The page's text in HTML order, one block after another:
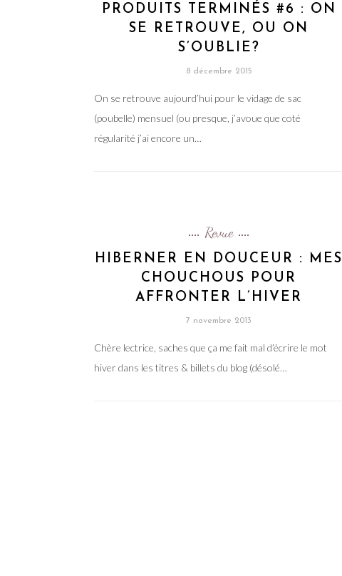
PRODUITS TERMINÉS #6 : ON
SE RETROUVE, OU ON
S’OUBLIE?
8 décembre 2015
On se retrouve aujourd’hui pour le vidage de sac
(poubelle) mensuel (ou presque, j’avoue que coté
régularité j’ai encore un…
Revue
HIBERNER EN DOUCEUR : MES
CHOUCHOUS POUR
AFFRONTER L’HIVER
7 novembre 2013
Chère lectrice, saches que ça me fait mal d’écrire le mot
hiver dans les titres & billets du blog (désolé…